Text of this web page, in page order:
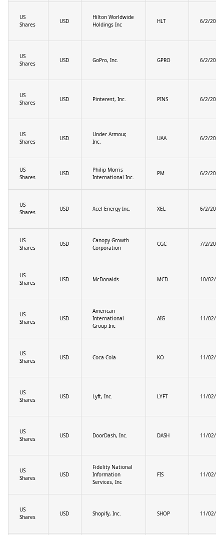
US
Shares
USD
Hilton Worldwide
Holdings Inc
HLT 6/2/2025
US
Shares
USD GoPro, Inc. GPRO 6/2/2025
US
Shares
USD Pinterest, Inc. PINS 6/2/2025
US
Shares
USD
Under Armour,
Inc.
UAA 6/2/2025
US
Shares
USD
Philip Morris
International Inc.
PM 6/2/2025
US
Shares
USD Xcel Energy Inc. XEL 6/2/2025
US
Shares
USD
Canopy Growth
Corporation
CGC 7/2/2025
US
Shares
USD McDonalds MCD 10/02/
US
Shares
USD
American
International
Group Inc
AIG 11/02/
US
Shares
USD Coca Cola KO 11/02/
US
Shares
USD Lyft, Inc. LYFT 11/02/
US
Shares
USD DoorDash, Inc. DASH 11/02/
US
Shares
USD
Fidelity National
Information
Services, Inc
FIS 11/02/
US
Shares
USD Shopify, Inc. SHOP 11/02/